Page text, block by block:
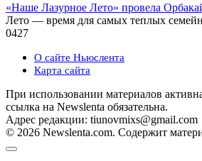
«Наше Лазурное Лето» провела
Лето — время для самых теплых
0427
О сайте Ньюслента
Карта сайта
При использовании материалов
ссылка на Newslenta обязательна.
Адрес редакции: tiunovmixs@gmail.com
© 2026 Newslenta.com. Содержит